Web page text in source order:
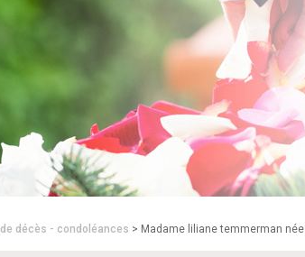
décès - condoléances > Madame liliane temmerman
En suivant ces deux étapes, vous serez en
continuez à rencontrer des difficultés,